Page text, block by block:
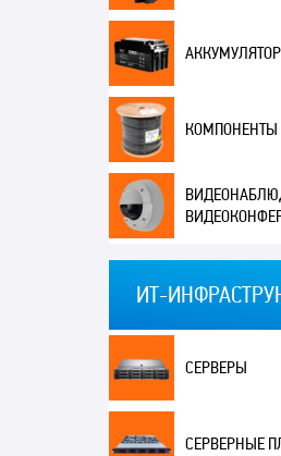
КОМПОНЕНТЫ
ИТ-
СЕРВЕРЫ
СЕРВЕРНЫЕ